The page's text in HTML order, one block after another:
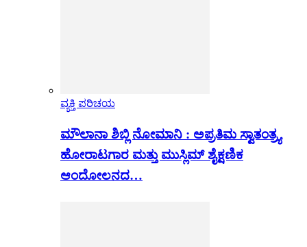
ವ್ಯಕ್ತಿ ಪರಿಚಯ
ಮೌಲಾನಾ ಶಿಬ್ಲಿ ನೋಮಾನಿ : ಅಪ್ರತಿಮ ಸ್ವಾತಂತ್ರ್ಯ
ಹೋರಾಟಗಾರ ಮತ್ತು ಮುಸ್ಲಿಮ್ ಶೈಕ್ಷಣಿಕ
ಆಂದೋಲನದ…